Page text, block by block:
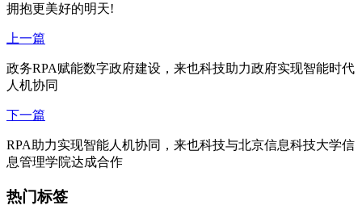
拥抱更美好的明天!
上一篇
政务RPA赋能数字政府建设，来也科技助力政府实现智能时代
人机协同
下一篇
RPA助力实现智能人机协同，来也科技与北京信息科技大学信
息管理学院达成合作
热门标签